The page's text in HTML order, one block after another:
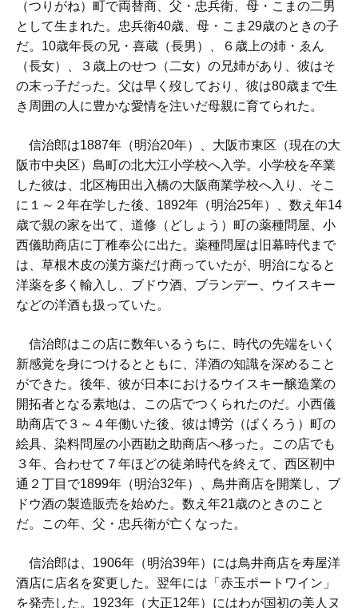
（つりがね）町で両替商、父・忠兵衛、母・こまの二男
として生まれた。忠兵衛40歳、母・こま29歳のときの子
だ。10歳年長の兄・喜蔵（長男）、６歳上の姉・ゑん
（長女）、３歳上のせつ（二女）の兄姉があり、彼はそ
の末っ子だった。父は早く歿しており、彼は80歳まで生
き周囲の人に豊かな愛情を注いだ母親に育てられた。
信治郎は1887年（明治20年）、大阪市東区（現在の大
阪市中央区）島町の北大江小学校へ入学。小学校を卒業
した彼は、北区梅田出入橋の大阪商業学校へ入り、そこ
に１～２年在学した後、1892年（明治25年）、数え年14
歳で親の家を出て、道修（どしょう）町の薬種問屋、小
西儀助商店に丁稚奉公に出た。薬種問屋は旧幕時代まで
は、草根木皮の漢方薬だけ商っていたが、明治になると
洋薬を多く輸入し、ブドウ酒、ブランデー、ウイスキー
などの洋酒も扱っていた。
信治郎はこの店に数年いるうちに、時代の先端をいく
新感覚を身につけるとともに、洋酒の知識を深めること
ができた。後年、彼が日本におけるウイスキー醸造業の
開拓者となる素地は、この店でつくられたのだ。小西儀
助商店で３～４年働いた後、彼は博労（ばくろう）町の
絵具、染料問屋の小西勘之助商店へ移った。この店でも
３年、合わせて７年ほどの徒弟時代を終えて、西区靭中
通２丁目で1899年（明治32年）、鳥井商店を開業し、ブ
ドウ酒の製造販売を始めた。数え年21歳のときのこと
だ。この年、父・忠兵衛が亡くなった。
信治郎は、1906年（明治39年）には鳥井商店を寿屋洋
酒店に店名を変更した。翌年には「赤玉ポートワイン」
を発売した。1923年（大正12年）にはわが国初の美人ヌ